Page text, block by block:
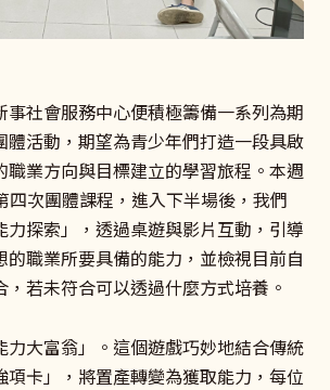
事社會服務中心便積極籌備一系列為期
體活動，期望為青少年們打造一段具啟
職業方向與目標建立的學習旅程。本週
四次團體課程，進入下半場後，我們
力探索」，透過桌遊與影片互動，引導
的職業所要具備的能力，並檢視目前自
，若未符合可以透過什麼方式培養。
力大富翁」。這個遊戲巧妙地結合傳統
項卡」，將置產轉變為獲取能力，每位